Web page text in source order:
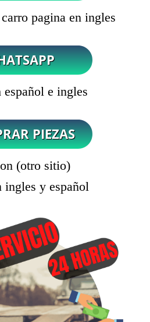
pagina en ingles
español e ingles
(otro sitio)
ingles y español